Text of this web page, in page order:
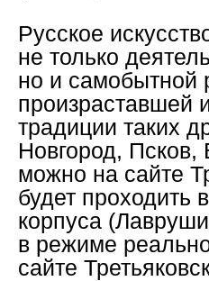
Русское
не только
но и самобытной
произраставшей
традиции таких
Новгород, Псков,
можно на сайте
будет проходить
корпуса
в режиме
сайте